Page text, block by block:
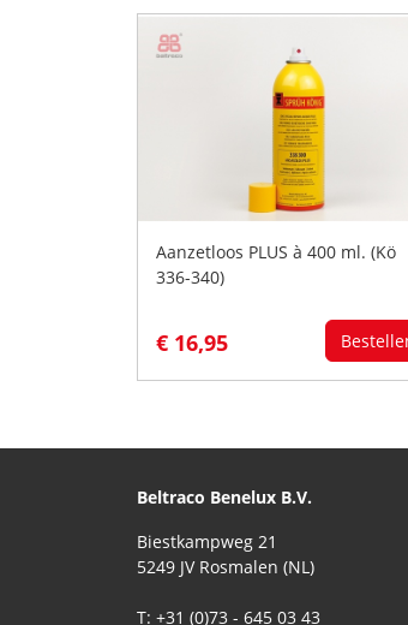
Aanzetloos PLUS à 400 ml. (Kö
336-340)
€ 16,95
Beltraco Benelux B.V.
Biestkampweg 21
5249 JV Rosmalen (NL)
T: +31 (0)73 - 645 03 43